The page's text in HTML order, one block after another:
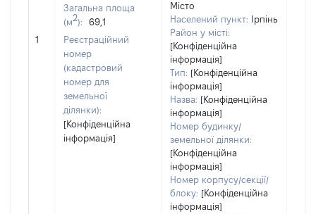
1
Загальна площа
(м2):
69,1
Реєстраційний
номер
(кадастровий
номер для
земельної
ділянки):
[Конфіденційна
інформація]
Місто
Населений пункт:
Ірпінь
Район у місті:
[Конфіденційна
інформація]
Тип: [Конфіденційна
інформація]
Назва: [Конфіденційна
інформація]
Номер будинку/
земельної ділянки:
[Конфіденційна
інформація]
Номер корпусу/секції/
блоку: [Конфіденційна
інформація]